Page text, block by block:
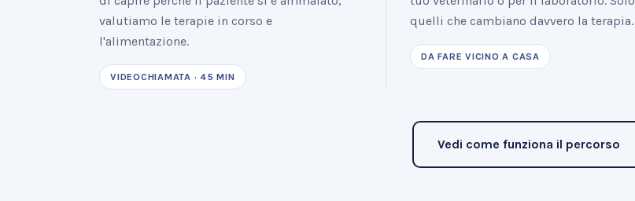
valutiamo le terapie in corso e
l'alimentazione.
VIDEOCHIAMATA · 45 MIN
quelli che cambiano davvero la terapia.
DA FARE VICINO A CASA
Vedi come funziona il percorso